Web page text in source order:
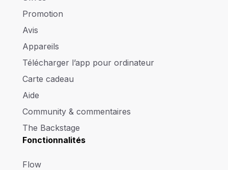
Promotion
Avis
Appareils
Télécharger l’app pour ordinateur
Carte cadeau
Aide
Community & commentaires
The Backstage
Fonctionnalités
Flow